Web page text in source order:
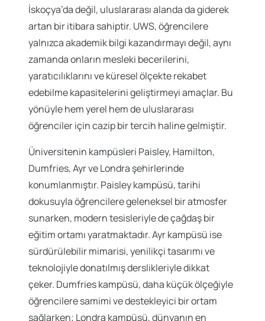
İskoçya’da değil, uluslararası alanda da giderek
artan bir itibara sahiptir. UWS, öğrencilere
yalnızca akademik bilgi kazandırmayı değil, aynı
zamanda onların mesleki becerilerini,
yaratıcılıklarını ve küresel ölçekte rekabet
edebilme kapasitelerini geliştirmeyi amaçlar. Bu
yönüyle hem yerel hem de uluslararası
öğrenciler için cazip bir tercih haline gelmiştir.
Üniversitenin kampüsleri Paisley, Hamilton,
Dumfries, Ayr ve Londra şehirlerinde
konumlanmıştır. Paisley kampüsü, tarihi
dokusuyla öğrencilere geleneksel bir atmosfer
sunarken, modern tesisleriyle de çağdaş bir
eğitim ortamı yaratmaktadır. Ayr kampüsü ise
sürdürülebilir mimarisi, yenilikçi tasarımı ve
teknolojiyle donatılmış derslikleriyle dikkat
çeker. Dumfries kampüsü, daha küçük ölçeğiyle
öğrencilere samimi ve destekleyici bir ortam
sağlarken; Londra kampüsü, dünyanın en